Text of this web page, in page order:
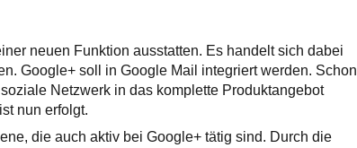
neuen Funktion ausstatten. Es handelt sich dabei
Google+ soll in Google Mail integriert werden. Schon
Netzwerk in das komplette Produktangebot
nun erfolgt.
die auch aktiv bei Google+ tätig sind. Durch die